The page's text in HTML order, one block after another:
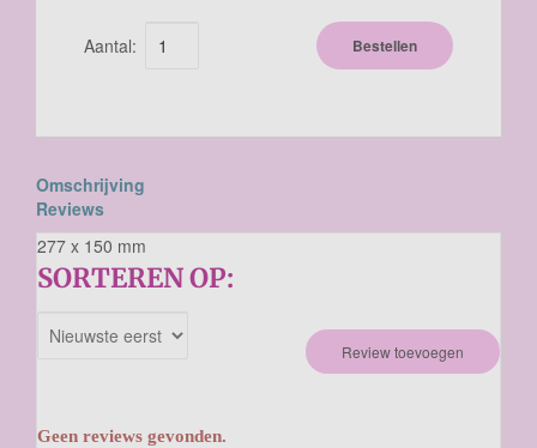
Aantal: Bestellen
Omschrijving
Reviews
277 x 150 mm
SORTEREN OP:
Review toevoegen
Geen reviews gevonden.